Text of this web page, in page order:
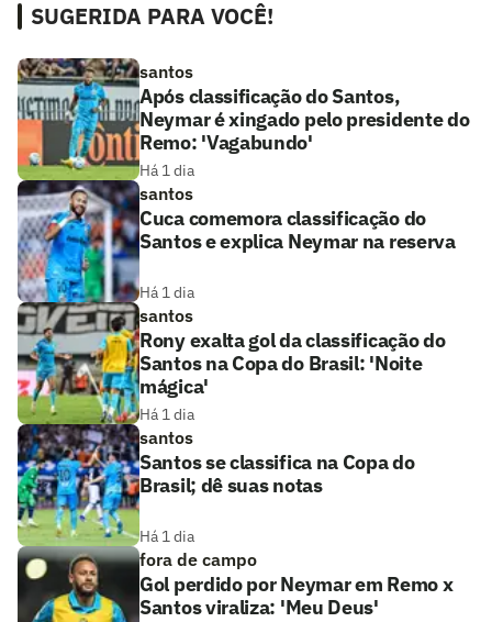
SUGERIDA PARA VOCÊ!
santos
Após classificação do Santos,
Neymar é xingado pelo presidente do
Remo: 'Vagabundo'
Há 1 dia
santos
Cuca comemora classificação do
Santos e explica Neymar na reserva
Há 1 dia
santos
Rony exalta gol da classificação do
Santos na Copa do Brasil: 'Noite
mágica'
Há 1 dia
santos
Santos se classifica na Copa do
Brasil; dê suas notas
Há 1 dia
fora de campo
Gol perdido por Neymar em Remo x
Santos viraliza: 'Meu Deus'